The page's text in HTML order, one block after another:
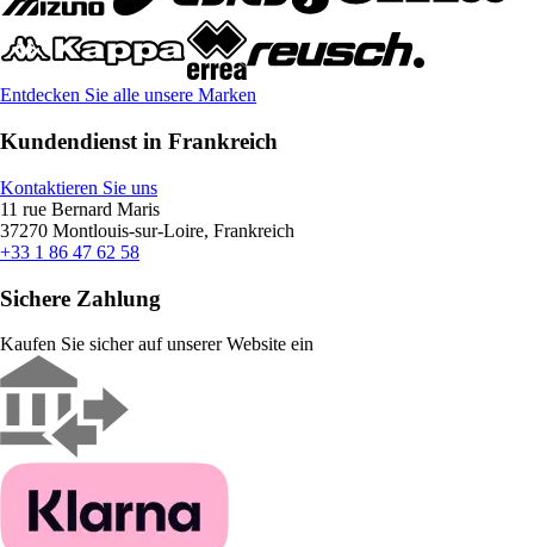
Entdecken Sie alle unsere Marken
Kundendienst in Frankreich
Kontaktieren Sie uns
11 rue Bernard Maris
37270 Montlouis-sur-Loire, Frankreich
+33 1 86 47 62 58
Sichere Zahlung
Kaufen Sie sicher auf unserer Website ein